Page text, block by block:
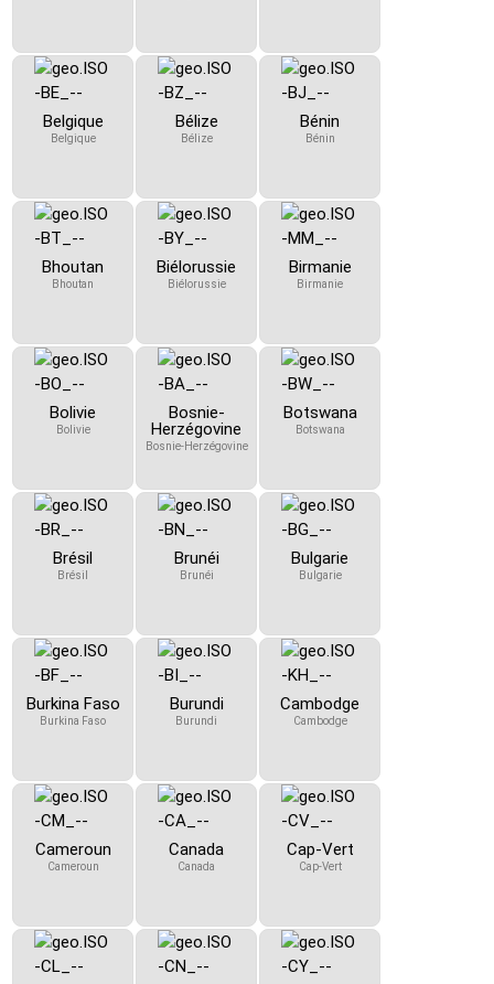
Belgique
Belgique
Bélize
Bélize
Bénin
Bénin
Bhoutan
Bhoutan
Biélorussie
Biélorussie
Birmanie
Birmanie
Bolivie
Bolivie
Bosnie-
Herzégovine
Bosnie-Herzégovine
Botswana
Botswana
Brésil
Brésil
Brunéi
Brunéi
Bulgarie
Bulgarie
Burkina Faso
Burkina Faso
Burundi
Burundi
Cambodge
Cambodge
Cameroun
Cameroun
Canada
Canada
Cap-Vert
Cap-Vert